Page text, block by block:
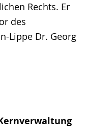
Rechts. Er
des
Lippe Dr. Georg